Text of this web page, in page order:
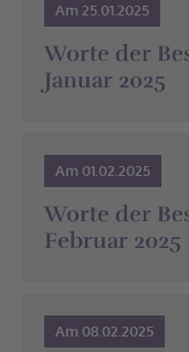
Am 25.01.2025
Worte der
Januar 2025
Am 01.02.2025
Worte der
Februar 2025
Am 08.02.2025